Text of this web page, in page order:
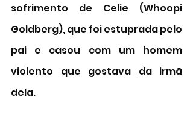
sofrimento de Celie (Whoopi
Goldberg), que foi estuprada pelo
pai e casou com um homem
violento que gostava da irmã
dela.